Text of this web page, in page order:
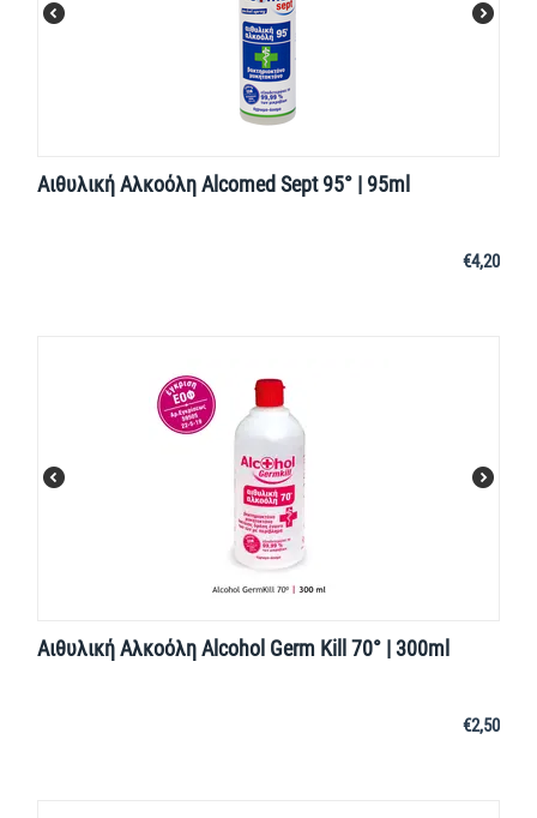
Αιθυλική Αλκοόλη Alcomed Sept 95° | 95ml
€4,20
Αιθυλική Αλκοόλη Alcohol Germ Kill 70° | 300ml
€2,50